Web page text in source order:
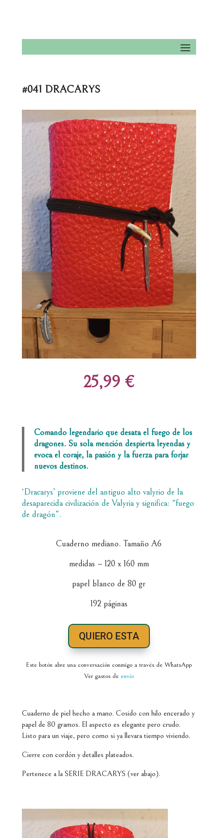
#041 DRACARYS
25,99 €
Comando legendario que desata el fuego de los
dragones. Su sola mención despierta leyendas y
evoca el coraje, la pasión y la fuerza para forjar
nuevos destinos.
‘Dracarys’ proviene del antiguo alto valyrio de la
desaparecida civilización de Valyria y significa: “fuego
de dragón”.
Cuaderno mediano. Tamaño A6
medidas ~ 120 x 160 mm
papel blanco de 80 gr
192 páginas
QUIERO ESTA
Este botón abre una conversación conmigo a través de WhatsApp
Ver gastos de envío
Cuaderno de piel hecho a mano. Cosido con hilo encerado y
papel de 80 gramos. El aspecto es elegante pero crudo.
Listo para un viaje, pero como si ya llevara tiempo viviendo.
Cierre con cordón y detalles plateados.
Pertenece a la SERIE DRACARYS (ver abajo).